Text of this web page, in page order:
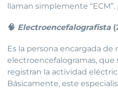
llaman simplemente “ECM”.
🧠 Electroencefalografista
Es la persona encargada de
electroencefalogramas, que
registran la actividad
Básicamente, este